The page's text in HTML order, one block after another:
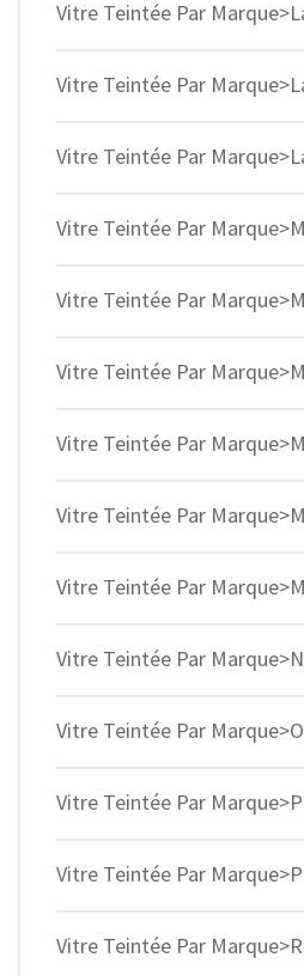
Vitre Teintée Par
Vitre Teintée Par
Vitre Teintée Par
Vitre Teintée Par
Vitre Teintée Par
Vitre Teintée Par
Vitre Teintée Par
Vitre Teintée Par
Vitre Teintée Par
Vitre Teintée Par
Vitre Teintée Par
Vitre Teintée Par
Vitre Teintée Par
Vitre Teintée Par